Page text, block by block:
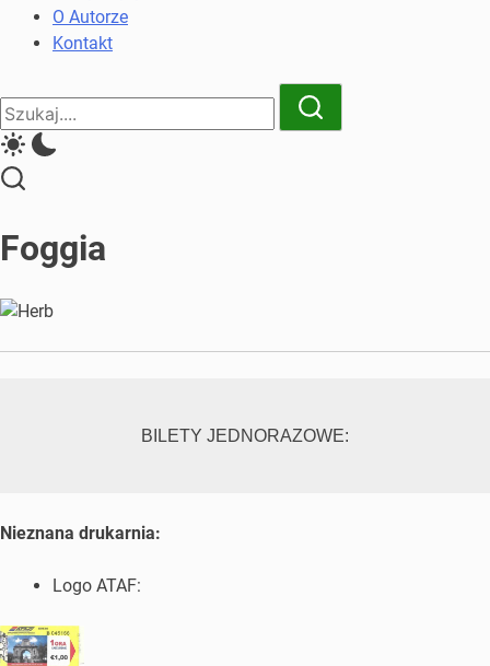
O Autorze
Kontakt
Close
Search
Search
Foggia
BILETY JEDNORAZOWE:
Nieznana drukarnia:
Logo ATAF: